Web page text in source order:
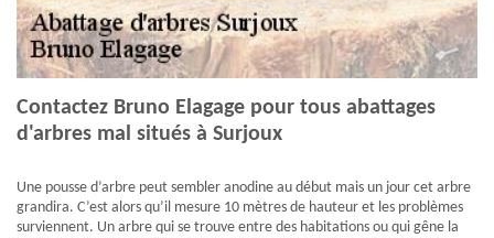
Contactez Bruno Elagage pour tous abattages
d'arbres mal situés à Surjoux
Une pousse d’arbre peut sembler anodine au début mais un jour cet arbre
grandira. C’est alors qu’il mesure 10 mètres de hauteur et les problèmes
surviennent. Un arbre qui se trouve entre des habitations ou qui gêne la